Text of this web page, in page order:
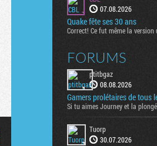
07.08.2026
Quake fête ses 30 ans
Correct! Ce fut même la
FORUMS
ptitbgaz
08.08.2026
Gamers prolétaires de tous
Si tu aimes Journey et la
Tuorp
30.07.2026